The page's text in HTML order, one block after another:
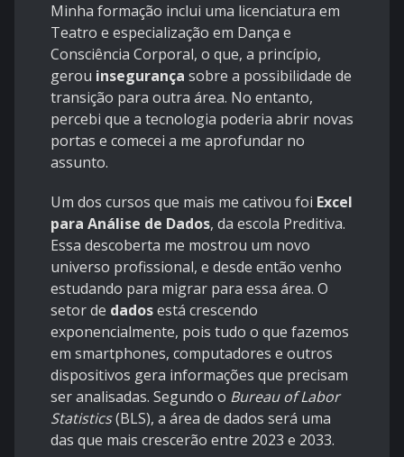
Minha formação inclui uma licenciatura em
Teatro e especialização em Dança e
Consciência Corporal, o que, a princípio,
gerou insegurança sobre a possibilidade de
transição para outra área. No entanto,
percebi que a tecnologia poderia abrir novas
portas e comecei a me aprofundar no
assunto.
Um dos cursos que mais me cativou foi Excel
para Análise de Dados, da escola Preditiva.
Essa descoberta me mostrou um novo
universo profissional, e desde então venho
estudando para migrar para essa área. O
setor de dadosestá crescendo
exponencialmente, pois tudo o que fazemos
em smartphones, computadores e outros
dispositivos gera informações que precisam
ser analisadas. Segundo o Bureau of Labor
Statistics(BLS), a área de dados será uma
das que mais crescerão entre 2023 e 2033.